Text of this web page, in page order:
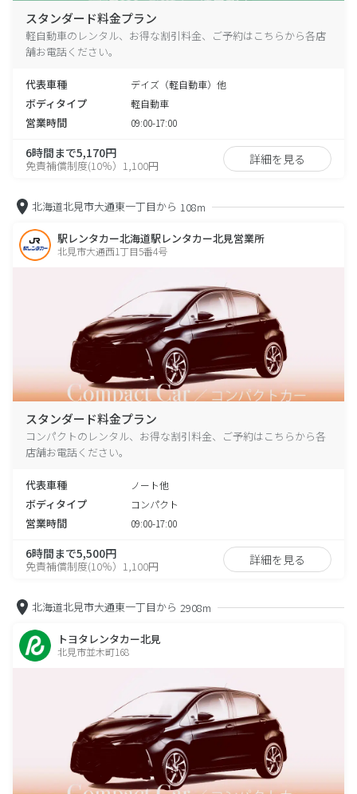
スタンダード料金プラン
軽自動車のレンタル、お得な割引料金、ご予約はこちらから各店
舗お電話ください。
代表車種 デイズ（軽自動車）他
ボディタイプ 軽自動車
営業時間 09:00-17:00
6時間まで5,170円
免責補償制度(10％）1,100円 詳細を見る
北海道北見市大通東一丁目から 108m
駅レンタカー北海道駅レンタカー北見営業所
北見市大通西1丁目5番4号
スタンダード料金プラン
コンパクトのレンタル、お得な割引料金、ご予約はこちらから各
店舗お電話ください。
代表車種 ノート他
ボディタイプ コンパクト
営業時間 09:00-17:00
6時間まで5,500円
免責補償制度(10％）1,100円 詳細を見る
北海道北見市大通東一丁目から 2908m
トヨタレンタカー北見
北見市並木町168